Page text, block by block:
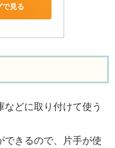
で見る
どに取り付けて使う
できるので、片手が使